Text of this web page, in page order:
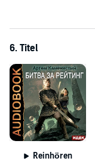
6. Titel
Reinhören